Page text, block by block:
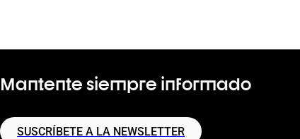
Mantente siempre informado
SUSCRÍBETE A LA NEWSLETTER